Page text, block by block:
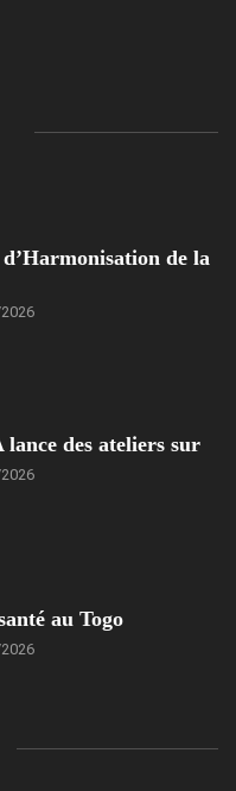
de la
lance des ateliers sur
au Togo